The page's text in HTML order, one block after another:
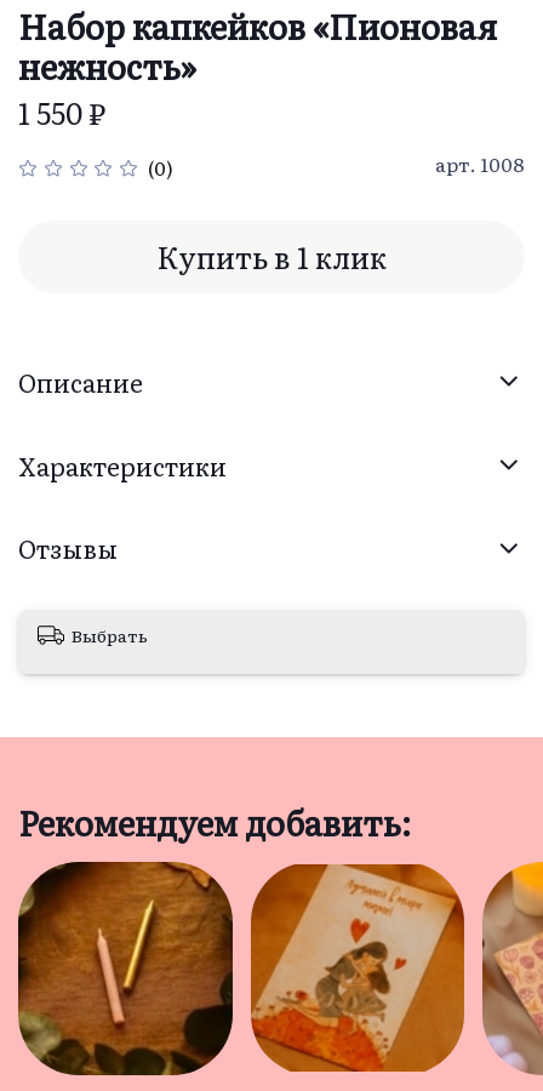
(0) арт. 1008
Набор капкейков «Пионовая
нежность»
1 550 ₽
Купить в 1 клик
Описание
Характеристики
Отзывы
Выбрать
Рекомендуем добавить: